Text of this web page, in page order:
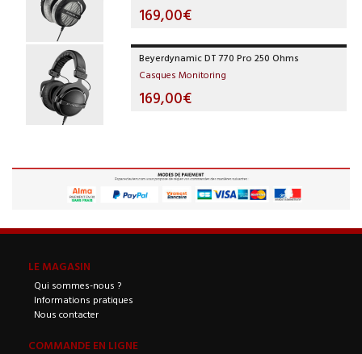
169,00€
Beyerdynamic DT 770 Pro 250 Ohms
Casques Monitoring
169,00€
LE MAGASIN
Qui sommes-nous ?
Informations pratiques
Nous contacter
COMMANDE EN LIGNE